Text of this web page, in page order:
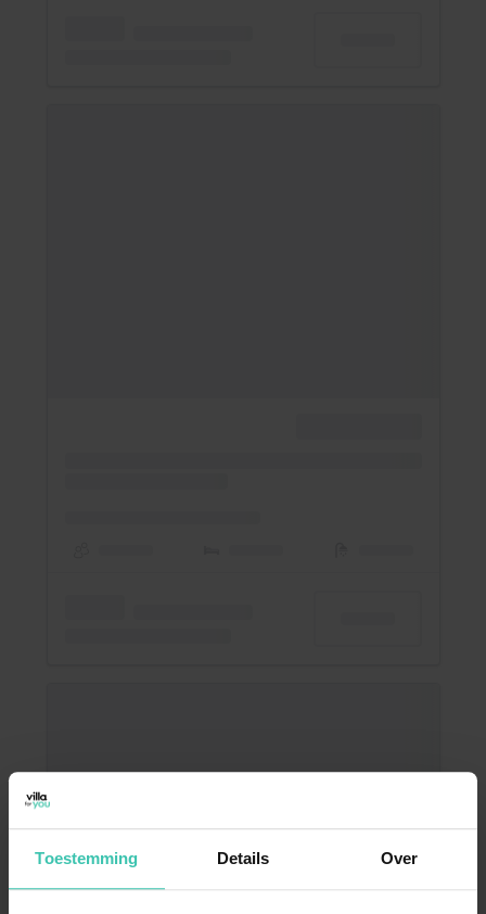
Toestemming Details Over